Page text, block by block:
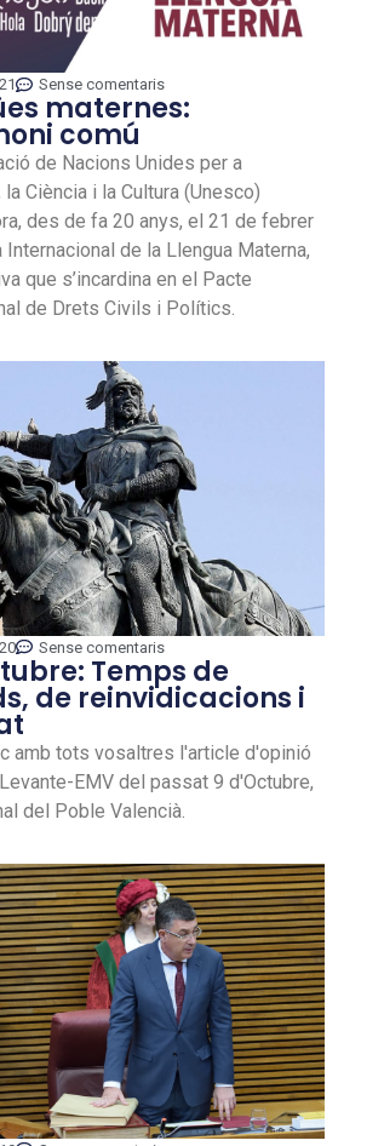
Sense comentaris
maternes:
comú
de Nacions Unides per a
la Ciència i la Cultura (Unesco)
des de fa 20 anys, el 21 de febrer
Internacional de la Llengua Materna,
que s’incardina en el Pacte
de Drets Civils i Polítics.
Sense comentaris
Temps de
de reinvidicacions i
amb tots vosaltres l'article d'opinió
EMV del passat 9 d'Octubre,
del Poble Valencià.